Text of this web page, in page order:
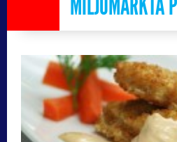
2020
2019
2018
SÖK I ARKIVET
MILJÖMÄRKTA